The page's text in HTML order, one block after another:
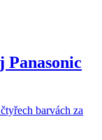
barvách za